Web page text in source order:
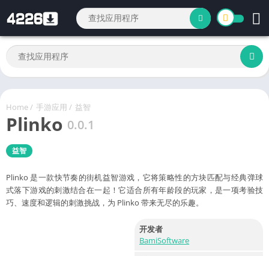
Home/ 手游应用 / 益智
Plinko 0.0.1
益智
Plinko 是一款快节奏的街机益智游戏，它将策略性的方块匹配与经典弹球
式落下游戏的刺激结合在一起！它适合所有年龄段的玩家，是一项考验技
巧、速度和逻辑的刺激挑战，为 Plinko 带来无尽的乐趣。
开发者
BamiSoftware